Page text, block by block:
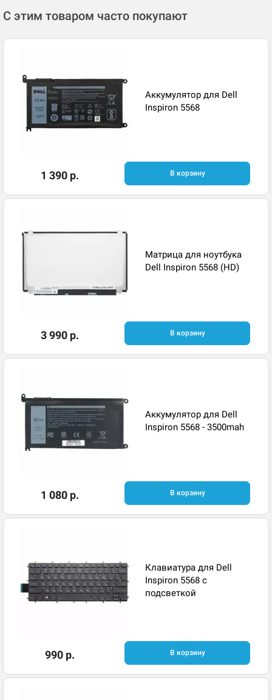
С этим товаром часто покупают
Аккумулятор для Dell
Inspiron 5568
1 390 р. В корзину
Матрица для ноутбука
Dell Inspiron 5568 (HD)
3 990 р. В корзину
Аккумулятор для Dell
Inspiron 5568 - 3500mah
1 080 р. В корзину
Клавиатура для Dell
Inspiron 5568 с
подсветкой
990 р. В корзину